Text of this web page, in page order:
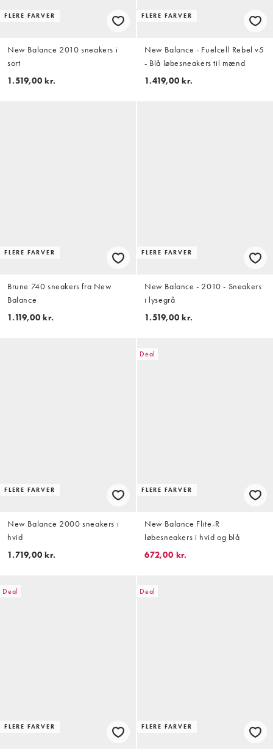
FLERE FARVER
New Balance 2010 sneakers i
sort
1.519,00 kr.
FLERE FARVER
New Balance - Fuelcell Rebel v5
- Blå løbesneakers til mænd
1.419,00 kr.
FLERE FARVER
Brune 740 sneakers fra New
Balance
1.119,00 kr.
FLERE FARVER
New Balance - 2010 - Sneakers
i lysegrå
1.519,00 kr.
FLERE FARVER
New Balance 2000 sneakers i
hvid
1.719,00 kr.
Deal
FLERE FARVER
New Balance Flite-R
løbesneakers i hvid og blå
672,00 kr.
Deal
FLERE FARVER
Deal
FLERE FARVER